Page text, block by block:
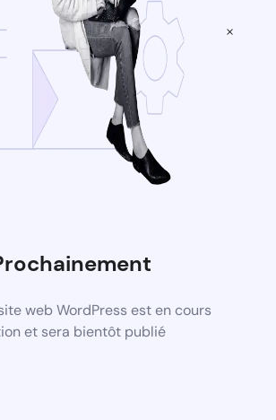
web WordPress est en cours
et sera bientôt publié
×